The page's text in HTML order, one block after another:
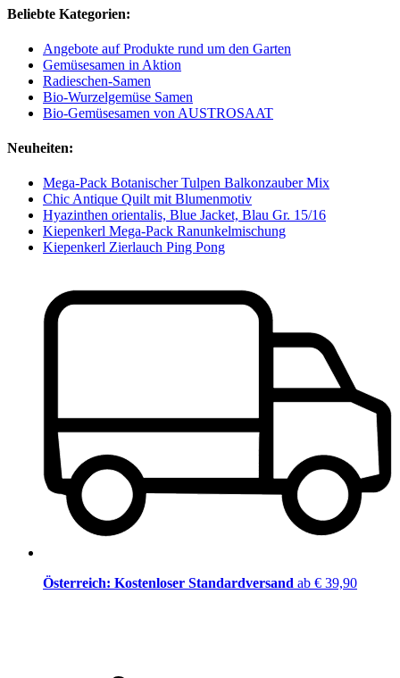
Beliebte Kategorien:
Angebote auf Produkte rund um den Garten
Gemüsesamen in Aktion
Radieschen-Samen
Bio-Wurzelgemüse Samen
Bio-Gemüsesamen von AUSTROSAAT
Neuheiten:
Mega-Pack Botanischer Tulpen Balkonzauber Mix
Chic Antique Quilt mit Blumenmotiv
Hyazinthen orientalis, Blue Jacket, Blau Gr. 15/16
Kiepenkerl Mega-Pack Ranunkelmischung
Kiepenkerl Zierlauch Ping Pong
Österreich: Kostenloser Standardversand ab € 39,90